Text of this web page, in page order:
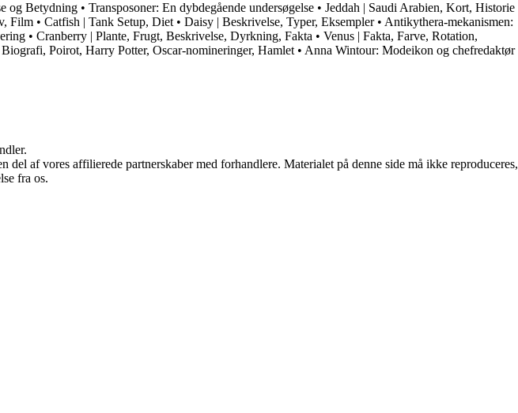
og Betydning • Transposoner: En dybdegående undersøgelse • Jeddah | Saudi Arabien, Kort, Historie
Film • Catfish | Tank Setup, Diet • Daisy | Beskrivelse, Typer, Eksempler• Antikythera-mekanismen:
• Cranberry | Plante, Frugt, Beskrivelse, Dyrkning, Fakta • Venus | Fakta, Farve, Rotation,
Poirot, Harry Potter, Oscar-nomineringer, Hamlet • Anna Wintour: Modeikon og chefredaktør
af vores affilierede partnerskaber med forhandlere. Materialet på denne side må ikke reproduceres,
fra os.